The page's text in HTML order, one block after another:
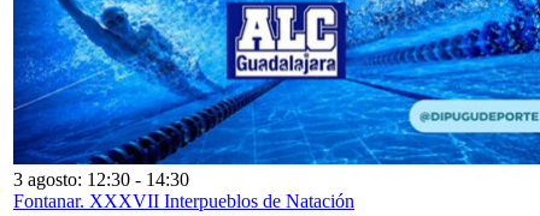
3 agosto: 12:30 - 14:30
Fontanar. XXXVII Interpueblos de Natación